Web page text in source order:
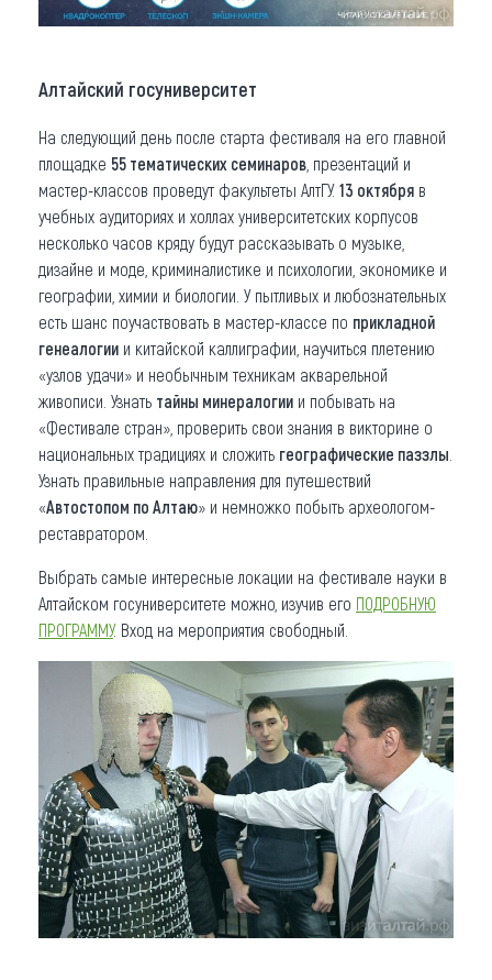
Алтайский госуниверситет
На следующий день после старта фестиваля на его главной
площадке 55 тематических семинаров , презентаций и
мастер-классов проведут факультеты АлтГУ. 13 октября в
учебных аудиториях и холлах университетских корпусов
несколько часов кряду будут рассказывать о музыке,
дизайне и моде, криминалистике и психологии, экономике и
географии, химии и биологии. У пытливых и любознательных
есть шанс поучаствовать в мастер-классе по прикладной
генеалогии и китайской каллиграфии, научиться плетению
«узлов удачи» и необычным техникам акварельной
живописи. Узнать тайны минералогии и побывать на
«Фестивале стран», проверить свои знания в викторине о
национальных традициях и сложить географические паззлы
Узнать правильные направления для путешествий
«Автостопом по Алтаю» и немножко побыть археологом-
реставратором.
Выбрать самые интересные локации на фестивале науки в
Алтайском госуниверситете можно, изучив его ПОДРОБНУЮ
ПРОГРАММУ. Вход на мероприятия свободный.